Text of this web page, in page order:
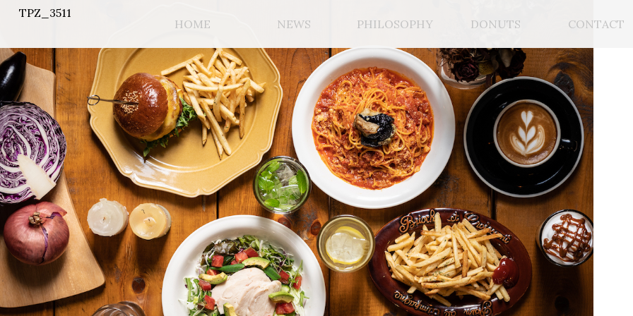
HOME NEWS PHILOSOPHY DONUTS CONTACT
TPZ_3511